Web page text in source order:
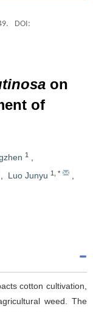
DOI:
on
of
1
Luo Junyu 1 *
cotton cultivation,
weed. The